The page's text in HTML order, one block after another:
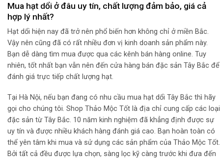
Mua hạt dổi ở đâu uy tín, chất lượng đảm bảo, giá cả
hợp lý nhất?
Hạt dổi hiện nay đã trở nên phổ biến hơn không chỉ ở miền Bắc.
Vậy nên cũng đã có rất nhiều đơn vị kinh doanh sản phẩm này.
Bạn dễ dàng tìm mua được qua các kênh bán hàng online. Tuy
nhiên, tốt nhất bạn vẫn nên đến cửa hàng bán đặc sản Tây Bắc để
đánh giá trực tiếp chất lượng hạt.
Tại Hà Nội, nếu bạn đang có nhu cầu mua hạt dổi Tây Bắc thì hãy
gọi cho chúng tôi. Shop Thảo Mộc Tốt là địa chỉ cung cấp các loại
đặc sản từ Tây Bắc. 10 năm kinh nghiệm đã khẳng định được sự
uy tín và được nhiều khách hàng đánh giá cao. Bạn hoàn toàn có
thể yên tâm khi mua và sử dụng các sản phẩm của Thảo Mộc Tốt.
Bởi tất cả đều được lựa chọn, sàng lọc kỹ càng trước khi đưa đến